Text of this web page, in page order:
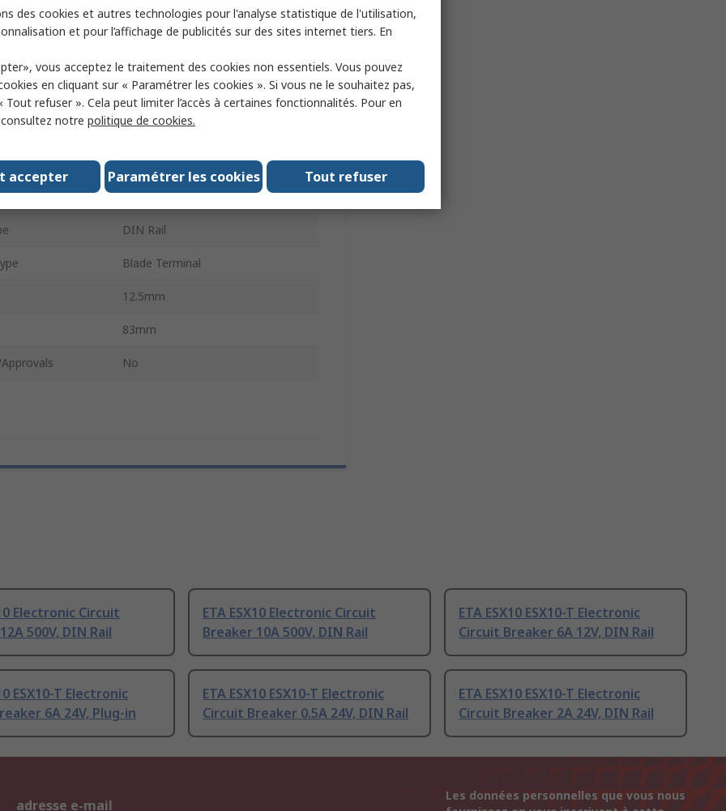
Valeur
ETA
Electronic Circuit Breaker
ESX10
6A
500V
DIN Rail
Blade Terminal
12.5mm
83mm
No
Electronic Circuit
500V, DIN Rail
ETA ESX10 Electronic Circuit
Breaker 10A 500V, DIN Rail
ETA ESX10 ESX10-T Electronic
Circuit Breaker 6A 12V, DIN Rail
ESX10-T Electronic
6A 24V, Plug-in
ETA ESX10 ESX10-T Electronic
Circuit Breaker 0.5A 24V, DIN Rail
ETA ESX10 ESX10-T Electronic
Circuit Breaker 2A 24V, DIN Rail
adresse e-mail
Les données personnelles que vous nous
des cookies et autres technologies pour l'analyse statistique de l'utilisation,
et pour l’affichage de publicités sur des sites internet tiers. En
vous acceptez le traitement des cookies non essentiels. Vous pouvez
en cliquant sur « Paramétrer les cookies ». Si vous ne le souhaitez pas,
Tout refuser ». Cela peut limiter l’accès à certaines fonctionnalités. Pour en
notre politique de cookies.
accepter Paramétrer les cookies Tout refuser